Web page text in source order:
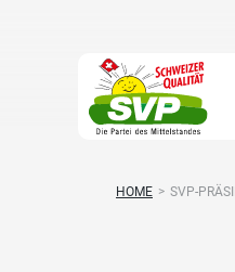
HOME > SVP-